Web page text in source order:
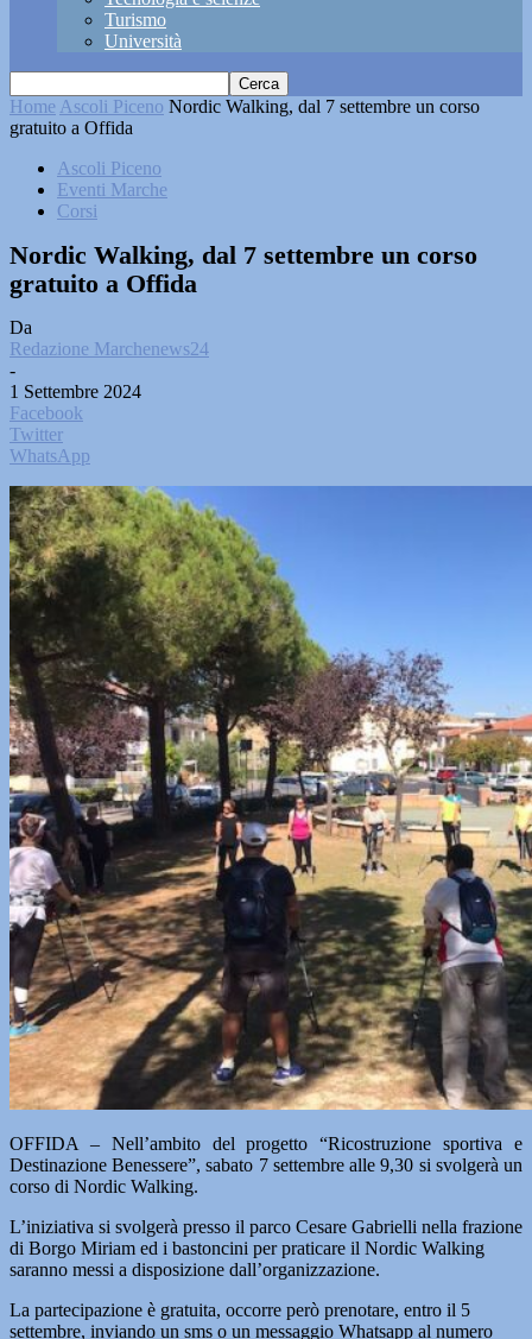
Turismo
Università
Home Ascoli Piceno Nordic Walking, dal 7 settembre un corso
gratuito a Offida
Ascoli Piceno
Eventi Marche
Corsi
Nordic Walking, dal 7 settembre un corso
gratuito a Offida
Da
Redazione Marchenews24
-
1 Settembre 2024
Facebook
Twitter
WhatsApp
OFFIDA – Nell’ambito del progetto “Ricostruzione sportiva e
Destinazione Benessere”, sabato 7 settembre alle 9,30 si svolgerà un
corso di Nordic Walking.
L’iniziativa si svolgerà presso il parco Cesare Gabrielli nella frazione
di Borgo Miriam ed i bastoncini per praticare il Nordic Walking
saranno messi a disposizione dall’organizzazione.
La partecipazione è gratuita, occorre però prenotare, entro il 5
settembre, inviando un sms o un messaggio Whatsapp al numero